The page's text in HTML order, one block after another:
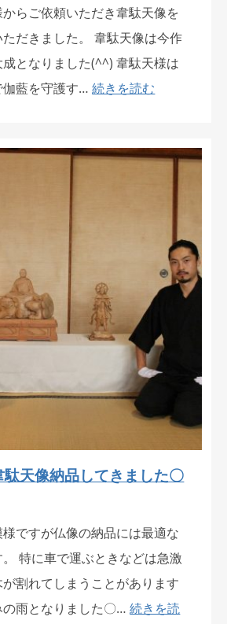
らご依頼いただき韋駄天像を
だきました。 韋駄天像は今作
となりました(^^) 韋駄天様は
伽藍を守護す…続きを読む
天像納品してきました〇
ですが仏像の納品には最適な
特に車で運ぶときなどは急激
割れてしまうことがあります
の雨となりました〇…続きを読